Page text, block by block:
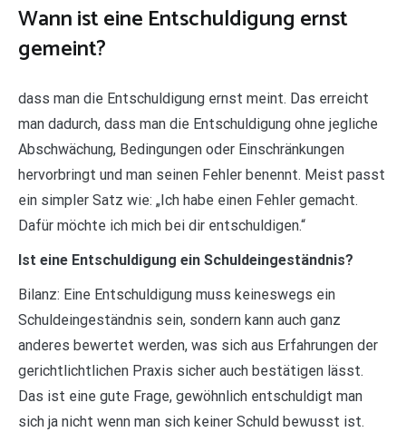
Wann ist eine Entschuldigung ernst
gemeint?
dass man die Entschuldigung ernst meint. Das erreicht
man dadurch, dass man die Entschuldigung ohne jegliche
Abschwächung, Bedingungen oder Einschränkungen
hervorbringt und man seinen Fehler benennt. Meist passt
ein simpler Satz wie: „Ich habe einen Fehler gemacht.
Dafür möchte ich mich bei dir entschuldigen.“
Ist eine Entschuldigung ein Schuldeingeständnis?
Bilanz: Eine Entschuldigung muss keineswegs ein
Schuldeingeständnis sein, sondern kann auch ganz
anderes bewertet werden, was sich aus Erfahrungen der
gerichtlichtlichen Praxis sicher auch bestätigen lässt.
Das ist eine gute Frage, gewöhnlich entschuldigt man
sich ja nicht wenn man sich keiner Schuld bewusst ist.